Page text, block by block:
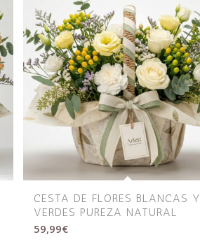
CESTA DE FLORES BLANCAS Y
VERDES PUREZA NATURAL
59,99€